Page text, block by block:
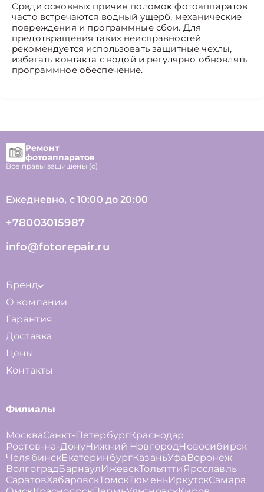
Среди основных причин поломок фотоаппаратов
часто встречаются водный ущерб, механические
повреждения и программные сбои. Для
предотвращения таких неисправностей
рекомендуется использовать защитные чехлы,
избегать контакта с водой и регулярно обновлять
программное обеспечение.
Ремонт
фотоаппаратов
Все правы защищены (с)
Ежедневно, с 10:00 до 20:00
+78003015987
info@fotorepair.ru
Бренд
О компании
Гарантия
Доставка
Цены
Контакты
Филиалы
МоскваСанкт-ПетербургКраснодар
Ростов-на-ДонуНижний НовгородНовосибирск
ЧелябинскЕкатеринбургКазаньУфа Воронеж
ВолгоградБарнаулИжевскТольяттиЯрославль
СаратовХабаровскТомскТюменьИркутскСамара